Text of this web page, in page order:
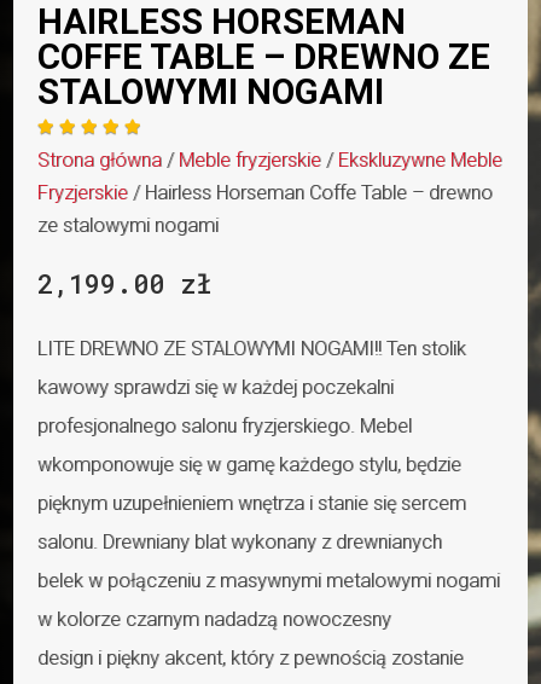
HAIRLESS HORSEMAN
COFFE TABLE – DREWNO ZE
STALOWYMI NOGAMI
    
Strona główna / Meble fryzjerskie / Ekskluzywne Meble
Fryzjerskie / Hairless Horseman Coffe Table – drewno
ze stalowymi nogami
2,199.00 zł
LITE DREWNO ZE STALOWYMI NOGAMI!! Ten stolik
kawowy sprawdzi się w każdej poczekalni
profesjonalnego salonu fryzjerskiego. Mebel
wkomponowuje się w gamę każdego stylu, będzie
pięknym uzupełnieniem wnętrza i stanie się sercem
salonu. Drewniany blat wykonany z drewnianych
belek w połączeniu z masywnymi metalowymi nogami
w kolorze czarnym nadadzą nowoczesny
design i piękny akcent, który z pewnością zostanie